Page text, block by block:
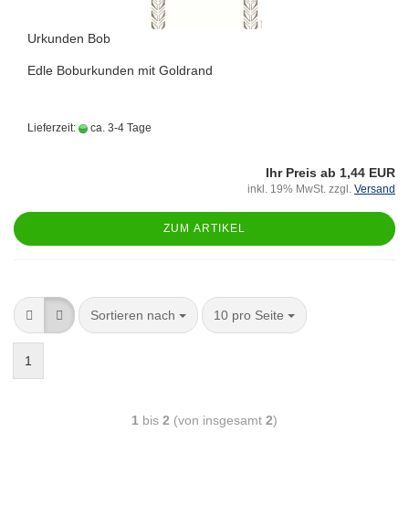
Urkunden Bob
Edle Boburkunden mit Goldrand
Lieferzeit: ca. 3-4 Tage
Ihr Preis ab 1,44 EUR
inkl. 19% MwSt. zzgl. Versand
ZUM ARTIKEL
Sortieren nach 10 pro Seite
1
1 bis 2 (von insgesamt 2)